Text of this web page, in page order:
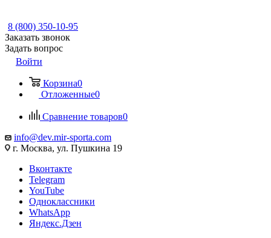
8 (800) 350-10-95
Заказать звонок
Задать вопрос
Войти
Корзина0
Отложенные0
Сравнение товаров0
info@dev.mir-sporta.com
г. Москва, ул. Пушкина 19
Вконтакте
Telegram
YouTube
Одноклассники
WhatsApp
Яндекс.Дзен